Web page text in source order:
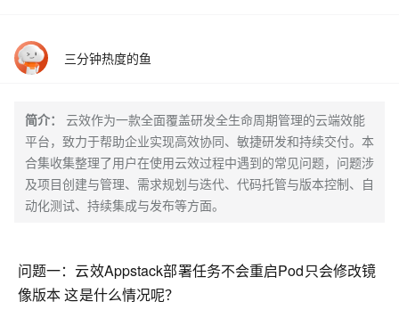
三分钟热度的鱼
简介：
云效作为一款全面覆盖研发全生命周期管理的云端效能
平台，致力于帮助企业实现高效协同、敏捷研发和持续交付。本
合集收集整理了用户在使用云效过程中遇到的常见问题，问题涉
及项目创建与管理、需求规划与迭代、代码托管与版本控制、自
动化测试、持续集成与发布等方面。
问题一：云效Appstack部署任务不会重启Pod只会修改镜
像版本 这是什么情况呢？